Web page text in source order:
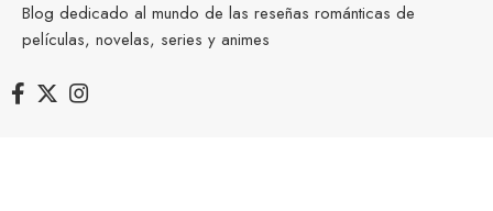
Blog dedicado al mundo de las reseñas románticas de
películas, novelas, series y animes